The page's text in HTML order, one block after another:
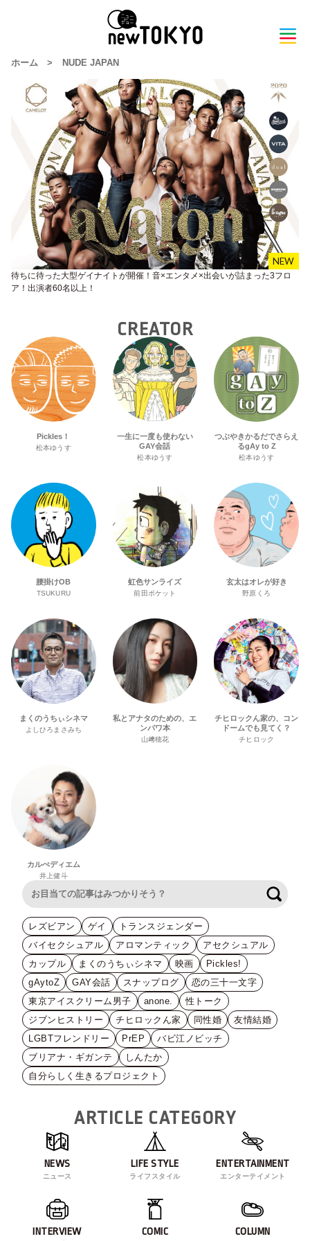
ホーム > NUDE JAPAN
待ちに待った大型ゲイナイトが開催！音×エンタメ×出会いが詰まった3フロ
ア！出演者60名以上！
CREATOR
Pickles！
松本ゆうす
一生に一度も使わない
GAY会話
松本ゆうす
つぶやきかるだでさらえ
るgAy to Z
松本ゆうす
腰掛けOB
TSUKURU
虹色サンライズ
前田ポケット
玄太はオレが好き
野原くろ
まくのうちぃシネマ
よしひろまさみち
私とアナタのための、エ
ンパワ本
山﨑穂花
チヒロックん家の、コン
ドームでも見てく？
チヒロック
カルぺディエム
井上健斗
レズビアン ゲイ
トランスジェンダー
バイセクシュアル
アロマンティック
アセクシュアル
カップル
まくのうちぃシネマ 映画
Pickles!
gAytoZ
GAY会話 スナップログ
恋の三十一文字
東京アイスクリーム男子
anone.
性トーク
ジブンヒストリー
チヒロックん家 同性婚
友情結婚
LGBTフレンドリー
PrEP
バビ江ノビッチ
ブリアナ・ギガンテ
しんたか
自分らしく生きるプロジェクト
ARTICLE CATEGORY
NEWS
ニュース
LIFE STYLE
ライフスタイル
ENTERTAINMENT
エンターテイメント
INTERVIEW COMIC COLUMN